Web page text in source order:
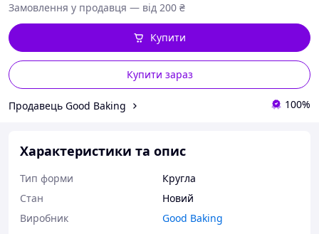
Замовлення у продавця — від 200 ₴
Купити зараз
Купити
Продавець Good Baking 100%
Характеристики та опис
Тип форми
Кругла
Стан
Новий
Виробник
Good Baking